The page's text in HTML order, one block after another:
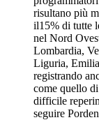
risultano più
il15% di tutte
nel Nord
Lombardia,
Liguria,
registrando
come quello
difficile
seguire